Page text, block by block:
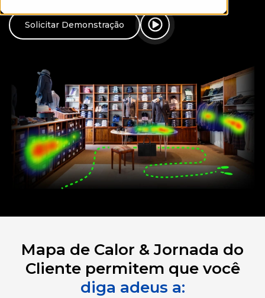
Solicitar Demonstração
Mapa de Calor & Jornada do
Cliente permitem que você
diga adeus a: